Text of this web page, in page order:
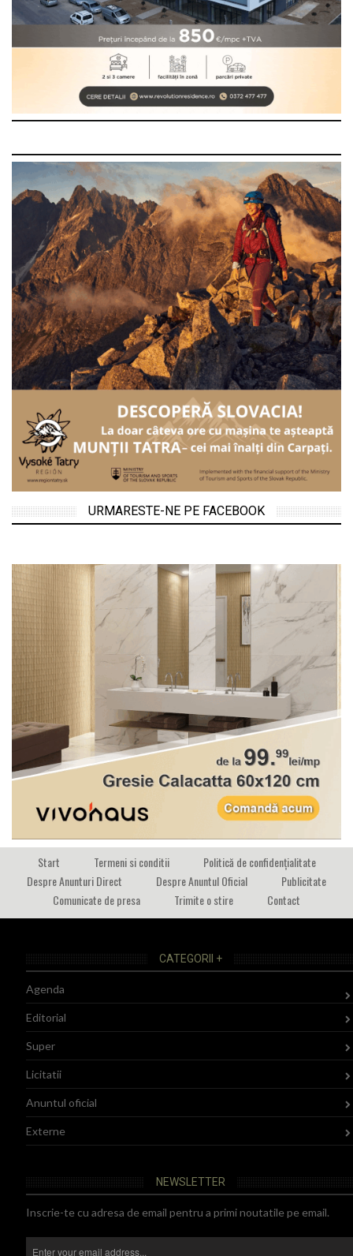
URMARESTE-NE PE FACEBOOK
Start Termeni si conditii
Politică de confidențialitate
Despre Anunturi Direct
Despre Anuntul Oficial
Publicitate
Comunicate de presa
Trimite o stire Contact
CATEGORII +
Agenda
Editorial
Super
Licitatii
Anuntul oficial
Externe
NEWSLETTER
Inscrie-te cu adresa de email pentru a primi noutatile pe email.